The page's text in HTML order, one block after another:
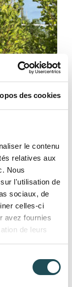
des cookies
le contenu
relatives aux
Nous
l'utilisation de
sociaux, de
celles-ci
avez fournies
de leurs
Hauteur 200-